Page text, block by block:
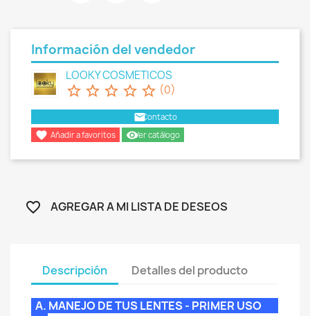
Información del vendedor
LOOKY COSMETICOS
star_border star_border star_border star_border star_border (0)
emailContacto
 Añadir a favoritos remove_red_eyeVer catálogo
favorite_border AGREGAR A MI LISTA DE DESEOS
Descripción Detalles del producto
A. MANEJO DE TUS LENTES - PRIMER USO